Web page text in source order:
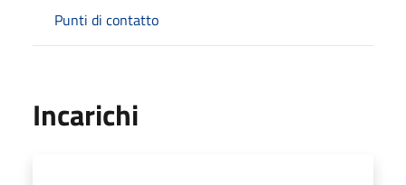
Punti di contatto
Incarichi